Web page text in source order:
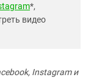
*,
видео
Instagram и